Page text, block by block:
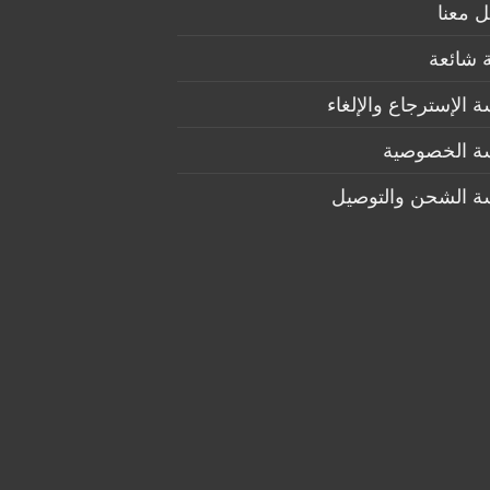
معنا
شائعة
الإسترجاع والإلغاء
الخصوصية
الشحن والتوصيل